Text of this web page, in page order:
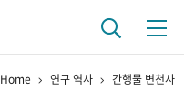
Home 연구 역사 간행물 변천사